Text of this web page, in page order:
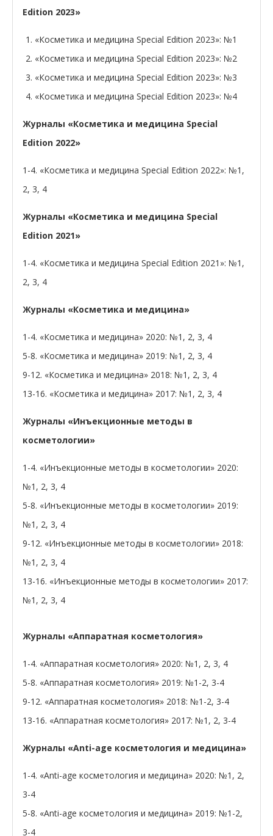
Edition 2023»
«Косметика и медицина Special Edition 2023»: №1
«Косметика и медицина Special Edition 2023»: №2
«Косметика и медицина Special Edition 2023»: №3
«Косметика и медицина Special Edition 2023»: №4
Журналы «Косметика и медицина Special
Edition 2022»
1-4. «Косметика и медицина Special Edition 2022»: №1,
2, 3, 4
Журналы «Косметика и медицина Special
Edition 2021»
1-4. «Косметика и медицина Special Edition 2021»: №1,
2, 3, 4
Журналы «Косметика и медицина»
1-4. «Косметика и медицина» 2020: №1, 2, 3, 4
5-8. «Косметика и медицина» 2019: №1, 2, 3, 4
9-12. «Косметика и медицина» 2018: №1, 2, 3, 4
13-16. «Косметика и медицина» 2017: №1, 2, 3, 4
Журналы «Инъекционные методы в
косметологии»
1-4. «Инъекционные методы в косметологии» 2020:
№1, 2, 3, 4
5-8. «Инъекционные методы в косметологии» 2019:
№1, 2, 3, 4
9-12. «Инъекционные методы в косметологии» 2018:
№1, 2, 3, 4
13-16. «Инъекционные методы в косметологии» 2017:
№1, 2, 3, 4
Журналы «Аппаратная косметология»
1-4. «Аппаратная косметология» 2020: №1, 2, 3, 4
5-8. «Аппаратная косметология» 2019: №1-2, 3-4
9-12. «Аппаратная косметология» 2018: №1-2, 3-4
13-16. «Аппаратная косметология» 2017: №1, 2, 3-4
Журналы «Anti-age косметология и медицина»
1-4. «Anti-age косметология и медицина» 2020: №1, 2,
3-4
5-8. «Anti-age косметология и медицина» 2019: №1-2,
3-4